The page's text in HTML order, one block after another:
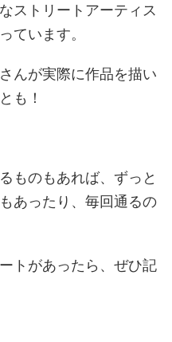
ストリートアーティス
ています。
んが実際に作品を描い
も！
ものもあれば、ずっと
あったり、毎回通るの
トがあったら、ぜひ記